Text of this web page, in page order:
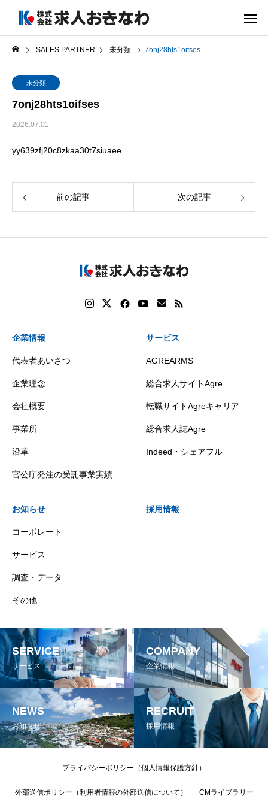
SALES PARTNER 未分類 7onj28hts1oifses
未分類
7onj28hts1oifses
2026.07.01
yy639zfj20c8zkaa30t7siuaee
前の記事 次の記事
企業情報
代表者あいさつ
企業理念
会社概要
事業所
沿革
官公庁発注の受託事業実績
サービス
AGREARMS
総合求人サイトAgre
転職サイトAgreキャリア
総合求人誌Agre
Indeed・シェアフル
お知らせ
コーポレート
サービス
調査・データ
その他
採用情報
SERVICE
サービス
COMPANY
企業情報
NEWS
お知らせ
RECRUIT
採用情報
プライバシーポリシー（個人情報保護方針）
外部送信ポリシー（利用者情報の外部送信について） CMライブラリー